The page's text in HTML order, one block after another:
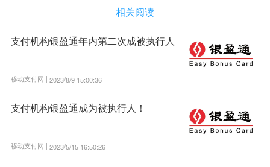
相关阅读
支付机构银盈通年内第二次成被执行人
移动支付网 | 2023/8/9 15:00:36
支付机构银盈通成为被执行人！
移动支付网 | 2023/5/15 16:50:26